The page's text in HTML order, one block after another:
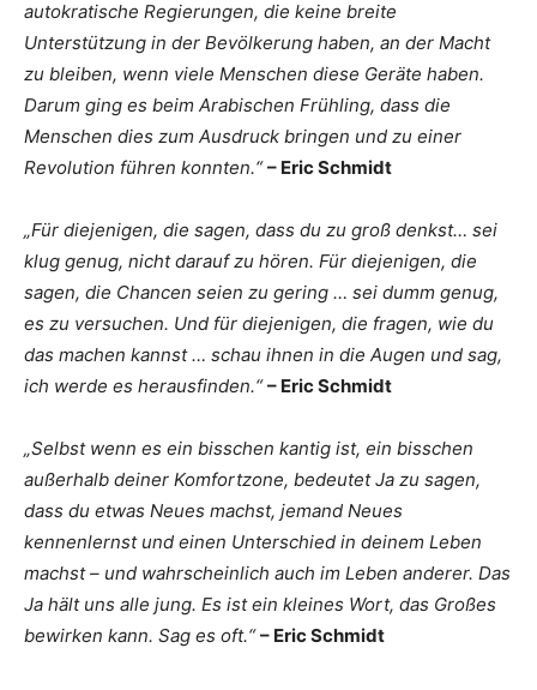
autokratische Regierungen, die keine breite
Unterstützung in der Bevölkerung haben, an der Macht
zu bleiben, wenn viele Menschen diese Geräte haben.
Darum ging es beim Arabischen Frühling, dass die
Menschen dies zum Ausdruck bringen und zu einer
Revolution führen konnten.“– Eric Schmidt
„Für diejenigen, die sagen, dass du zu groß denkst… sei
klug genug, nicht darauf zu hören. Für diejenigen, die
sagen, die Chancen seien zu gering … sei dumm genug,
es zu versuchen. Und für diejenigen, die fragen, wie du
das machen kannst … schau ihnen in die Augen und sag,
ich werde es herausfinden.“– Eric Schmidt
„Selbst wenn es ein bisschen kantig ist, ein bisschen
außerhalb deiner Komfortzone, bedeutet Ja zu sagen,
dass du etwas Neues machst, jemand Neues
kennenlernst und einen Unterschied in deinem Leben
machst – und wahrscheinlich auch im Leben anderer. Das
Ja hält uns alle jung. Es ist ein kleines Wort, das Großes
bewirken kann. Sag es oft.“– Eric Schmidt